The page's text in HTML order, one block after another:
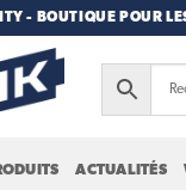
- BOUTIQUE POUR
ACTUALITÉS